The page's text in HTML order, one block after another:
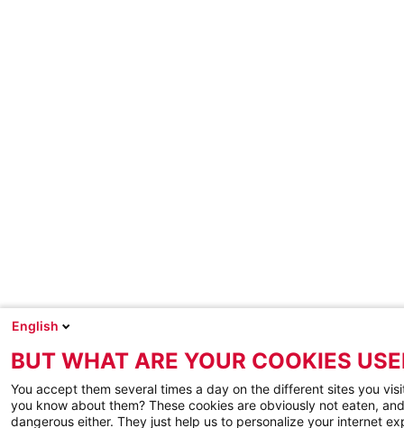
English
BUT WHAT ARE YOUR COOKIES
You accept them several times a day on the different sites you
you know about them? These cookies are obviously not eaten,
dangerous either. They just help us to personalize your internet